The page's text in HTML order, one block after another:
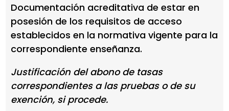
Documentación acreditativa de estar en
posesión de los requisitos de acceso
establecidos en la normativa vigente para la
correspondiente enseñanza.
Justificación del abono de tasas
correspondientes a las pruebas o de su
exención, si procede.